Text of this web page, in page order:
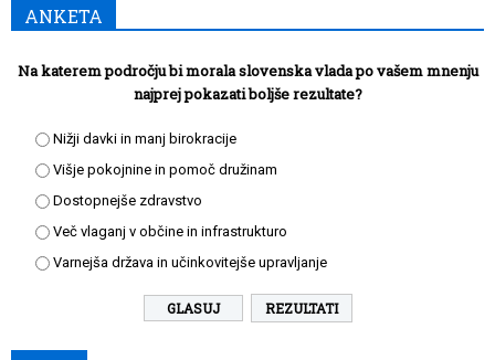
ANKETA
Na katerem področju bi morala slovenska vlada po vašem mnenju
najprej pokazati boljše rezultate?
Nižji davki in manj birokracije
Višje pokojnine in pomoč družinam
Dostopnejše zdravstvo
Več vlaganj v občine in infrastrukturo
Varnejša država in učinkovitejše upravljanje
REZULTATI